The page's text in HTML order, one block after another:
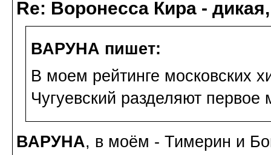
Re: Воронесса Кира -
ВАРУНА пишет:
В моем рейтинге московских
Чугуевский разделяют первое
ВАРУНА, в моём - Тимерин и